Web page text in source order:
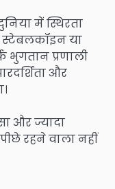
में स्थिरता
स्टेबलकॉइन या
भुगतान प्रणाली
और
और ज्यादा
रहने वाला नहीं